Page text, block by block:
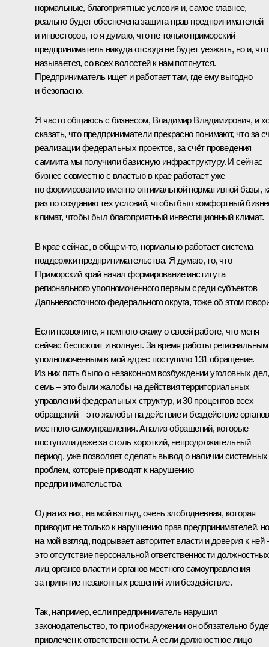
нормальные, благоприятные условия и, самое главное,
реально будет обеспечена защита прав предпринимателей
и инвесторов, то я думаю, что не только приморский
предприниматель никуда отсюда не будет уезжать, но и, что
называется, со всех волостей к нам потянутся.
Предприниматель ищет и работает там, где ему выгодно
и безопасно.
Я часто общаюсь с бизнесом, Владимир Владимирович, и
сказать, что предприниматели прекрасно понимают, что за
реализации федеральных проектов, за счёт проведения
саммита мы получили базисную инфраструктуру. И сейчас
бизнес совместно с властью в крае работает уже
по формированию именно оптимальной нормативной базы,
раз по созданию тех условий, чтобы был комфортный
климат, чтобы был благоприятный инвестиционный климат.
В крае сейчас, в общем‑то, нормально работает система
поддержки предпринимательства. Я думаю, то, что
Приморский край начал формирование института
регионального уполномоченного первым среди субъектов
Дальневосточного федерального округа, тоже об этом
Если позволите, я немного скажу о своей работе, что меня
сейчас беспокоит и волнует. За время работы региональным
уполномоченным в мой адрес поступило 131 обращение.
Из них пять было о незаконном возбуждении уголовных дел,
семь – это были жалобы на действия территориальных
управлений федеральных структур, и 30 процентов всех
обращений – это жалобы на действие и бездействие органов
местного самоуправления. Анализ обращений, которые
поступили даже за столь короткий, непродолжительный
период, уже позволяет сделать вывод о наличии системных
проблем, которые приводят к нарушению
предпринимательства.
Одна из них, на мой взгляд, очень злободневная, которая
приводит не только к нарушению прав предпринимателей,
на мой взгляд, подрывает авторитет власти и доверия к ней
это отсутствие персональной ответственности должностных
лиц органов власти и органов местного самоуправления
за принятие незаконных решений или бездействие.
Так, например, если предприниматель нарушил
законодательство, то при обнаружении он обязательно
привлечён к ответственности. А если должностное лицо